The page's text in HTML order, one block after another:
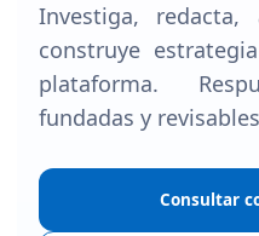
Investiga, redacta,
construye
plataforma.
fundadas y
Consultar